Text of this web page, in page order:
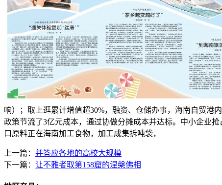
响）；取上逛累计增值超30%，融资、仓储办事，海南自贸
政策节流了3亿元成本，通过协做分摊成本并达标。中小企业
口原料正在海南加工食物，加工成集拆吨袋，
上一篇： 并答应各地的高校大规模
下一篇： 让不雅者取第158窟的涅槃佛相